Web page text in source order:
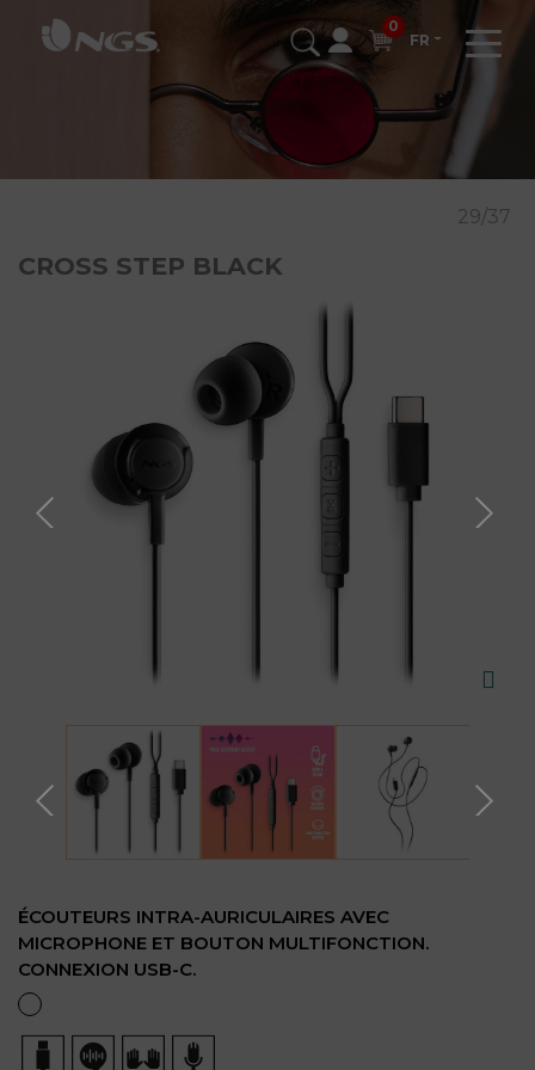
0
FR
29/37
CROSS STEP BLACK
ÉCOUTEURS INTRA-AURICULAIRES AVEC
MICROPHONE ET BOUTON MULTIFONCTION.
CONNEXION USB-C.